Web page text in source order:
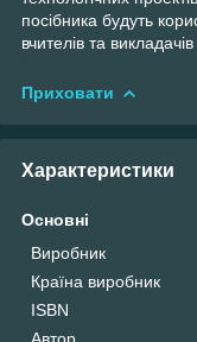
посібника будуть
вчителів та
Приховати
Характеристики
Основні
Виробник
Країна виробник
ISBN
Автор